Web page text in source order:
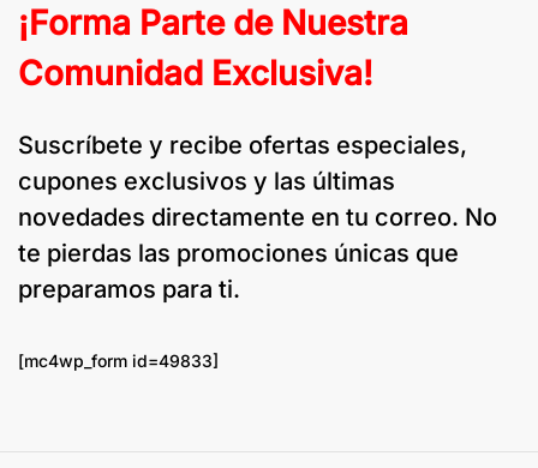
¡Forma Parte de Nuestra
Comunidad Exclusiva!
Suscríbete y recibe ofertas especiales,
cupones exclusivos y las últimas
novedades directamente en tu correo. No
te pierdas las promociones únicas que
preparamos para ti.
[mc4wp_form id=49833]